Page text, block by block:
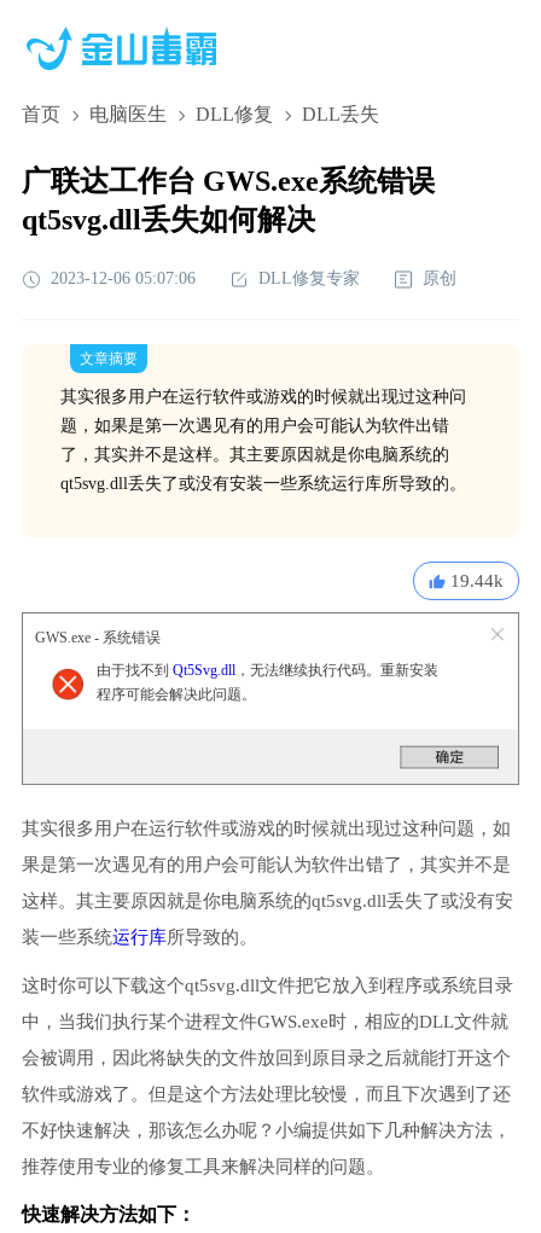
首页 电脑医生 DLL修复 DLL丢失
广联达工作台 GWS.exe系统错误
qt5svg.dll丢失如何解决
2023-12-06 05:07:06 DLL修复专家 原创
文章摘要
其实很多用户在运行软件或游戏的时候就出现过这种问
题，如果是第一次遇见有的用户会可能认为软件出错
了，其实并不是这样。其主要原因就是你电脑系统的
qt5svg.dll丢失了或没有安装一些系统运行库所导致的。
19.44k
GWS.exe - 系统错误
由于找不到 Qt5Svg.dll，无法继续执行代码。重新安装
程序可能会解决此问题。
其实很多用户在运行软件或游戏的时候就出现过这种问题，如
果是第一次遇见有的用户会可能认为软件出错了，其实并不是
这样。其主要原因就是你电脑系统的qt5svg.dll丢失了或没有安
装一些系统运行库所导致的。
这时你可以下载这个qt5svg.dll文件把它放入到程序或系统目录
中，当我们执行某个进程文件GWS.exe时，相应的DLL文件就
会被调用，因此将缺失的文件放回到原目录之后就能打开这个
软件或游戏了。但是这个方法处理比较慢，而且下次遇到了还
不好快速解决，那该怎么办呢？小编提供如下几种解决方法，
推荐使用专业的修复工具来解决同样的问题。
快速解决方法如下：